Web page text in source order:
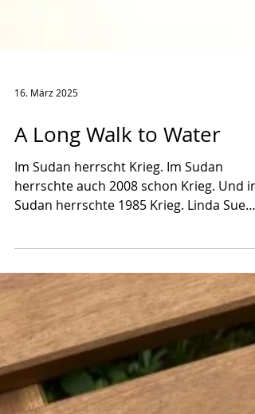
16. März 2025
A Long Walk to Water
Im Sudan herrscht Krieg. Im Sudan
herrschte auch 2008 schon Krieg. Und im
Sudan herrschte 1985 Krieg. Linda Sue
Park nimmt sich diesem...